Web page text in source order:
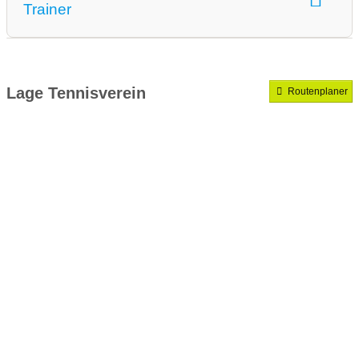
Trainer
Lage Tennisverein Routenplaner